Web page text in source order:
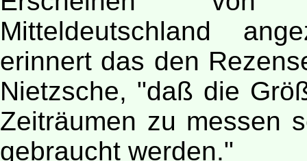
Mitteldeutschland
erinnert das den
Nietzsche, "daß die
Zeiträumen zu messen
gebraucht werden."